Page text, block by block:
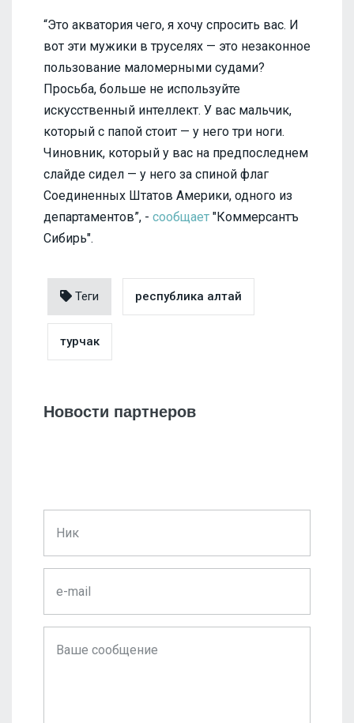
“Это акватория чего, я хочу спросить вас. И
вот эти мужики в труселях — это незаконное
пользование маломерными судами?
Просьба, больше не используйте
искусственный интеллект. У вас мальчик,
который с папой стоит — у него три ноги.
Чиновник, который у вас на предпоследнем
слайде сидел — у него за спиной флаг
Соединенных Штатов Америки, одного из
департаментов”, - сообщает "Коммерсантъ
Сибирь".
Теги республика алтай
турчак
Новости партнеров